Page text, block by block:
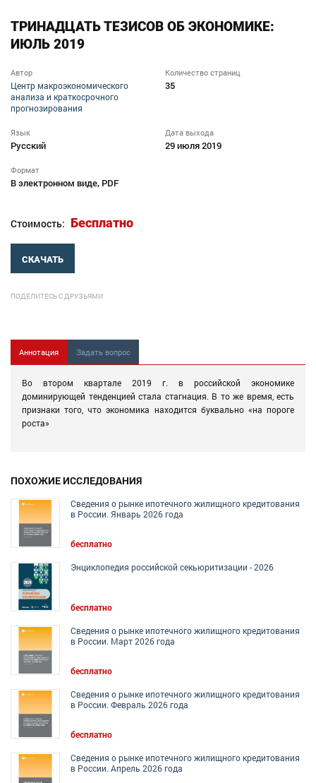
ТРИНАДЦАТЬ ТЕЗИСОВ ОБ ЭКОНОМИКЕ:
ИЮЛЬ 2019
Автор
Центр макроэкономического
анализа и краткосрочного
прогнозирования
Количество страниц
35
Язык
Русский
Дата выхода
29 июля 2019
Формат
В электронном виде, PDF
Стоимость: Бесплатно
СКАЧАТЬ
ПОДЕЛИТЕСЬ С ДРУЗЬЯМИ
Аннотация Задать вопрос
Во втором квартале 2019 г. в российской экономике
доминирующей тенденцией стала стагнация. В то же время, есть
признаки того, что экономика находится буквально «на пороге
роста»
ПОХОЖИЕ ИССЛЕДОВАНИЯ
Сведения о рынке ипотечного жилищного кредитования
в России. Январь 2026 года
бесплатно
Энциклопедия российской секьюритизации - 2026
бесплатно
Сведения о рынке ипотечного жилищного кредитования
в России. Март 2026 года
бесплатно
Сведения о рынке ипотечного жилищного кредитования
в России. Февраль 2026 года
бесплатно
Сведения о рынке ипотечного жилищного кредитования
в России. Апрель 2026 года